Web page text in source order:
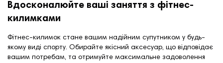
Вдосконалюйте ваші заняття з фітнес-
килимками
Фітнес-килимок стане вашим надійним супутником у будь-
якому виді спорту. Обирайте якісний аксесуар, що відповідає
вашим потребам, та отримуйте максимальне задоволення